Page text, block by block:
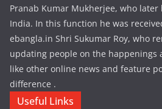
Pranab Kumar Mukherjee, who later
India. In this function he was
ebangla.in Shri Sukumar Roy, who
updating people on the happenings
like other online news and feature
difference .
Useful Links